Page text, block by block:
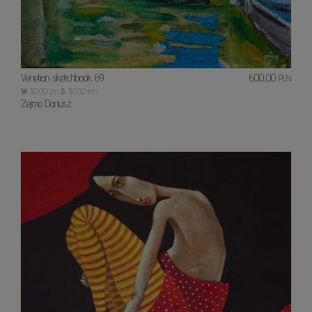
Venetian sketchbook 69
W: 30.00 cm S: 30.00 cm
Żejmo Dariusz
600,00 PLN